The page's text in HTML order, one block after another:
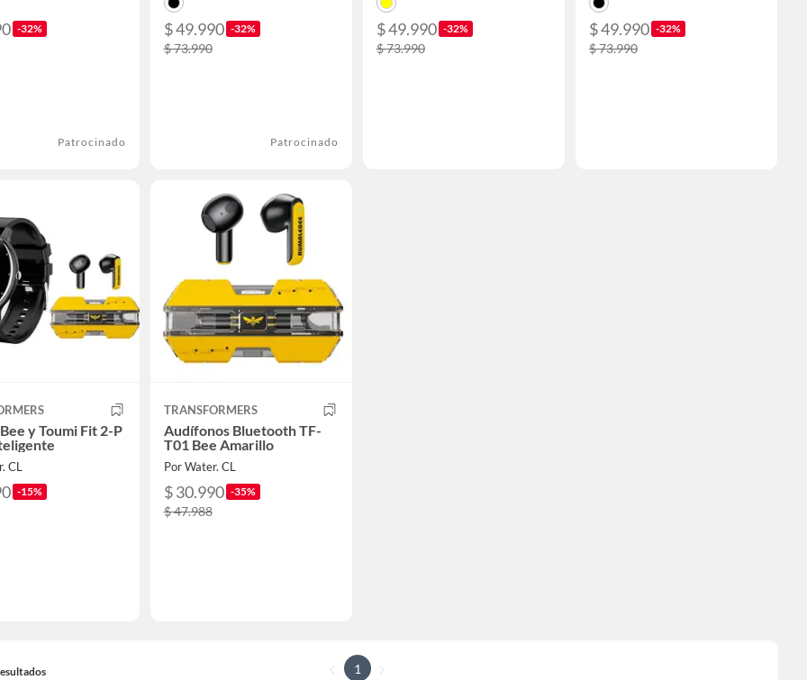
-32%
Patrocinado
$ 49.990 -32%
$ 73.990
Patrocinado
$ 49.990 -32%
$ 73.990
$ 49.990 -32%
$ 73.990
y Toumi Fit 2-P
CL
-15%
TRANSFORMERS
Audífonos Bluetooth TF-
T01 Bee Amarillo
Por Water. CL
$ 30.990 -35%
$ 47.988
1